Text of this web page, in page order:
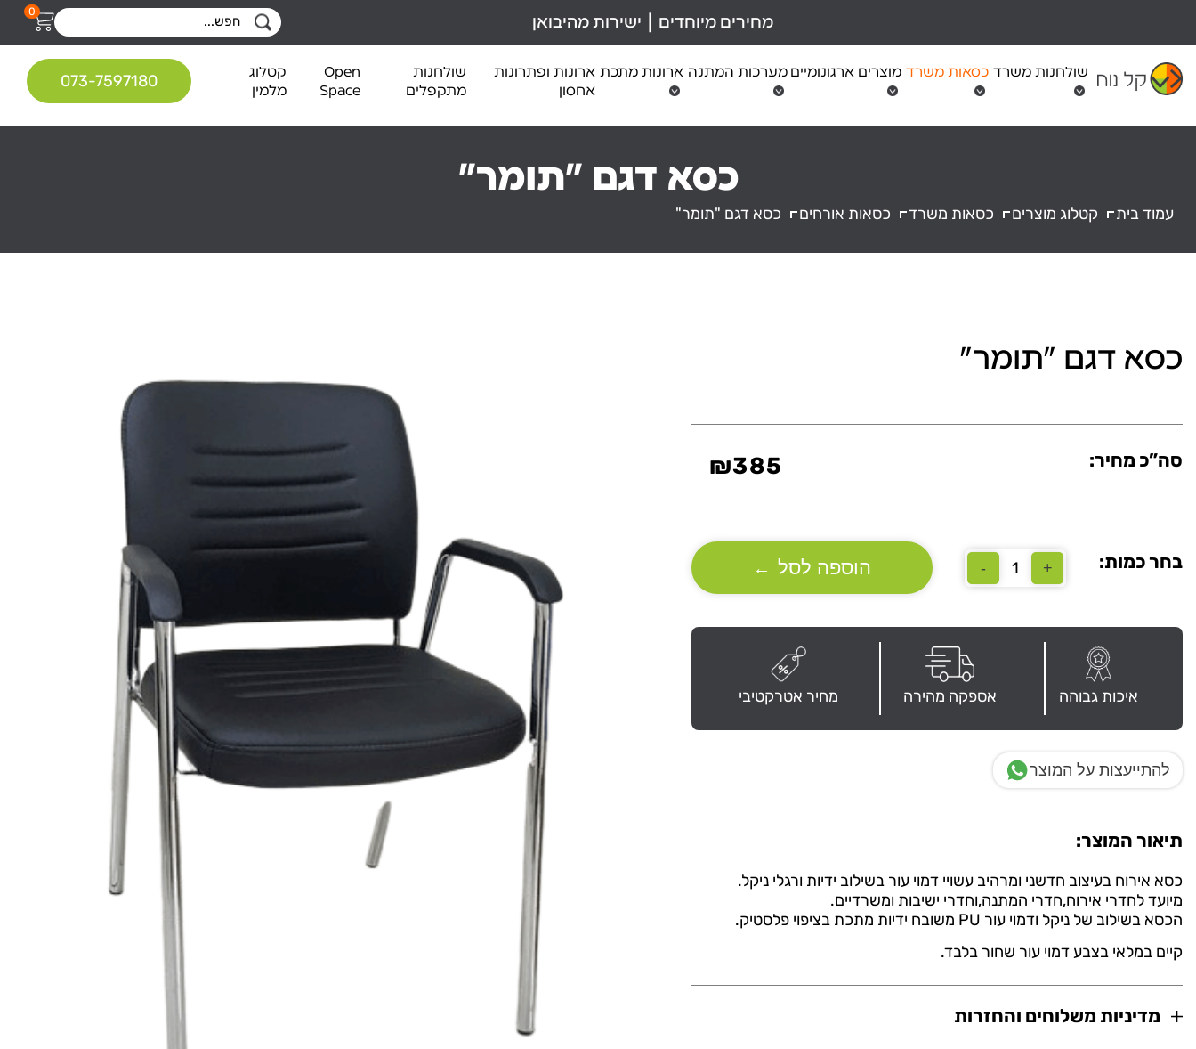
content
מחירים מיוחדים | ישירות מהיבואן 0
שולחנות משרד כסאות משרד מוצרים ארגונומיים מערכות המתנה ארונות מתכת ארונות ופתרונות
אחסון
שולחנות
מתקפלים
Open
Space
קטלוג
מלמין
073-7597180
כסא דגם "תומר"
עמוד בית קטלוג מוצרים כסאות משרד כסאות אורחים כסא דגם "תומר"
כסא דגם "תומר"
סה”כ מחיר: ₪385
בחר כמות: +
כמות
- הוספה לסל ←
איכות גבוהה אספקה מהירה מחיר אטרקטיבי
להתייעצות על המוצר
תיאור המוצר:
כסא אירוח בעיצוב חדשני ומרהיב עשויי דמוי עור בשילוב ידיות ורגלי ניקל.
מיועד לחדרי אירוח,חדרי המתנה,וחדרי ישיבות ומשרדיים.
הכסא בשילוב של ניקל ודמוי עור PU משובח ידיות מתכת בציפוי פלסטיק.
קיים במלאי בצבע דמוי עור שחור בלבד.
מדיניות משלוחים והחזרות